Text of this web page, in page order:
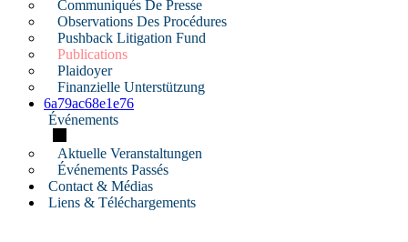
Communiqués De Presse
Observations Des Procédures
Pushback Litigation Fund
Publications
Plaidoyer
Finanzielle Unterstützung
6a79ac68e1e76
Événements
Aktuelle Veranstaltungen
Événements Passés
Contact & Médias
Liens & Téléchargements